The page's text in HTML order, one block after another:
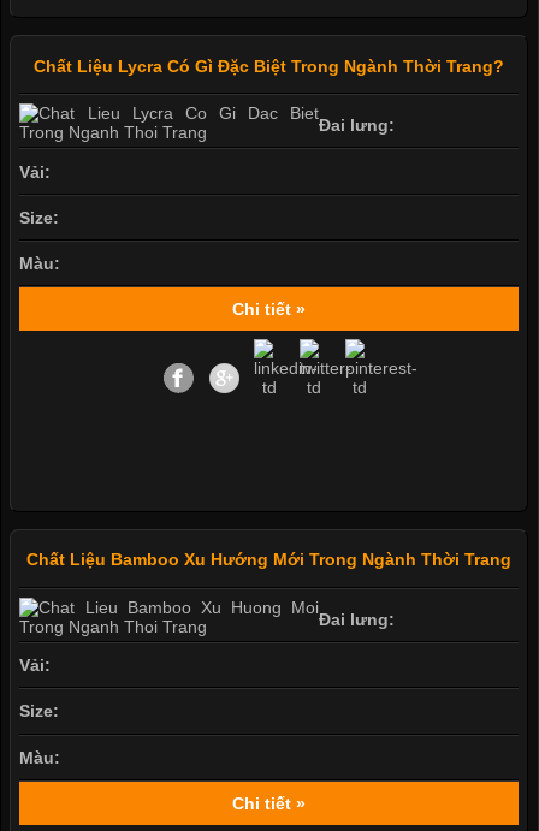
Chất Liệu Lycra Có Gì Đặc Biệt Trong Ngành Thời Trang?
Đai lưng:
Vải:
Size:
Màu:
Chi tiết »
Chất Liệu Bamboo Xu Hướng Mới Trong Ngành Thời Trang
Đai lưng:
Vải:
Size:
Màu:
Chi tiết »